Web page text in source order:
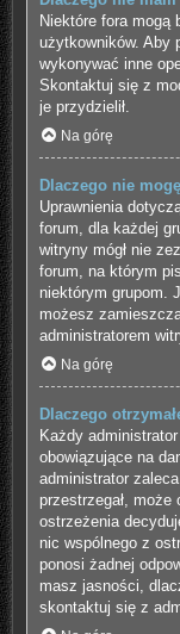
Niektóre fora mogą
użytkowników. Aby
wykonywać inne
Skontaktuj się z
je przydzielił.
Na górę
Dlaczego nie
Uprawnienia
forum, dla każdej
witryny mógł nie
forum, na którym
niektórym grupom.
możesz
administratorem
Na górę
Dlaczego
Każdy
obowiązujące na
administrator
przestrzegał,
ostrzeżenia
nic wspólnego z
ponosi żadnej
masz jasności,
skontaktuj się z